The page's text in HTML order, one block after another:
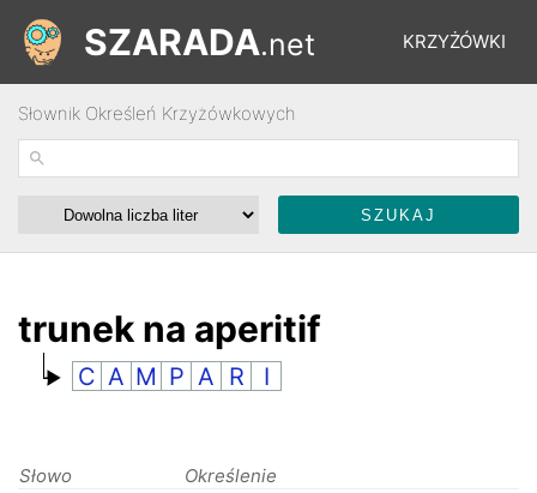
KRZYŻÓWKI
ŁAMIGŁÓWKI
SZARADA.net
Słownik Określeń Krzyżówkowych
trunek na aperitif
C A M P A R I
Słowo Określenie